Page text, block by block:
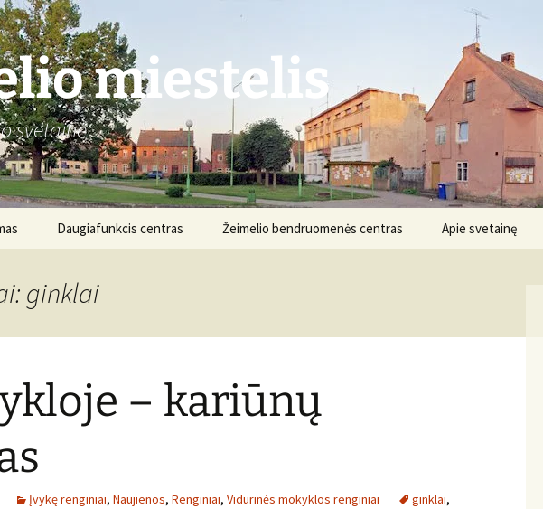
miestelis
svetainė
Daugiafunkcis centras Žeimelio bendruomenės centras Apie svetainę
ginklai
– kariūnų
Įvykę renginiai, Naujienos, Renginiai, Vidurinės mokyklos renginiai ginklai,